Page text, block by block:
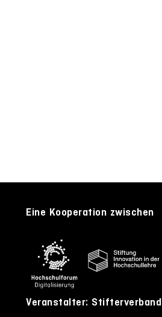
Eine Kooperation zwischen
Veranstalter: Stifterverband